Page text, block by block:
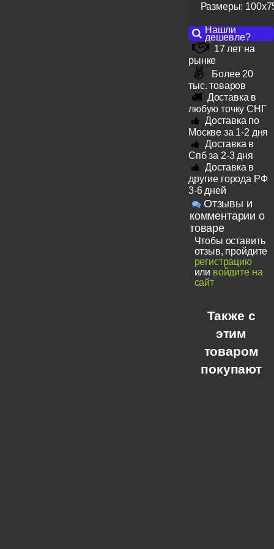
Размеры:
Нашли
дешевле?
17 лет на
рынке
Более 20
тыс. товаров
Доставка в
любую точку СНГ
Доставка по
Москве за 1-2 дня
Доставка в
Спб за 2-3 дня
Доставка в
другие города РФ
3-6 дней
Отзывы и
комментарии о
товаре
Чтобы оставить
отзыв, пройдите
регистрацию
или войдите на
сайт
Также с
этим
товаром
покупают